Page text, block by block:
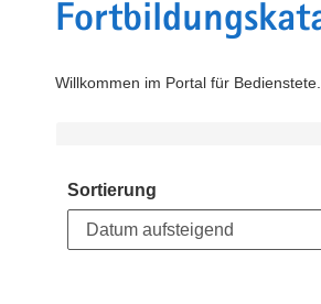
Willkommen im Portal für Bedienstete.
Sortierung